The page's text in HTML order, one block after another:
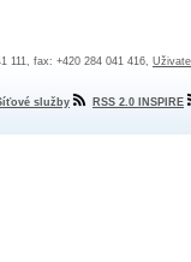
111, fax: +420 284 041 416,
služby RSS 2.0 INSPIRE